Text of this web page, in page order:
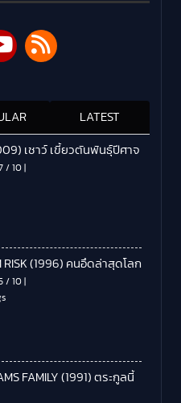
LATEST
เชาว์ เขี้ยวตันพันธุ์ปีศาจ
/ 10 |
RISK (1996) คนอึดล่าสุดโลก
/ 10 |
FAMILY (1991) ตระกูลนี้